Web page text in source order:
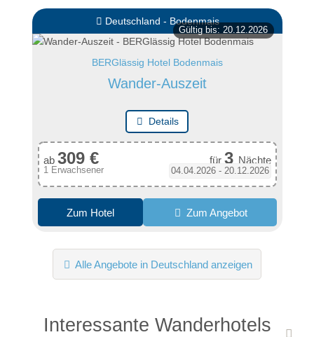
Deutschland - Bodenmais
Gültig bis: 20.12.2026
BERGlässig Hotel Bodenmais
Wander-Auszeit
Details
ab 309 € für 3 Nächte
1 Erwachsener 04.04.2026 - 20.12.2026
Zum Hotel Zum Angebot
Alle Angebote in Deutschland anzeigen
Interessante Wanderhotels